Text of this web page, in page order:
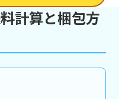
計算と梱包方